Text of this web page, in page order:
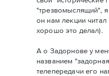
"трезвомыслящий",
он нам лекции
хорошо это делал).
А о Задорнове у
названием
телепередачи его